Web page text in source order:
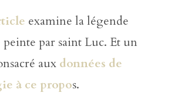
examine la légende
peinte par saint Luc. Et un
aux données de
à ce propos.